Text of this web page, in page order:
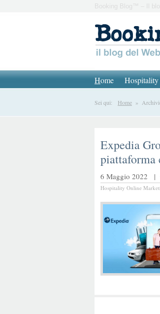
Booking Blog™ – Il
Home
Sei qui: Home »
Expedia
piattaforma
6 Maggio 2022 |
Hospitality Online